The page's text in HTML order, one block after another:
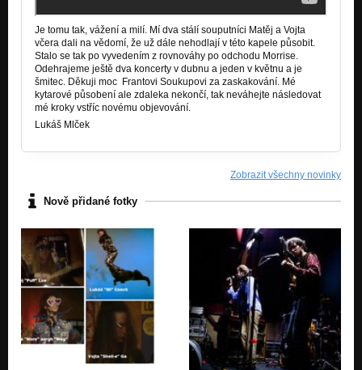
Je tomu tak, vážení a milí. Mí dva stálí souputníci Matěj a Vojta
včera dali na vědomí, že už dále nehodlají v této kapele působit.
Stalo se tak po vyvedením z rovnováhy po odchodu Morrise.
Odehrajeme ještě dva koncerty v dubnu a jeden v květnu a je
šmitec. Děkuji moc Frantovi Soukupovi za zaskakování. Mé
kytarové působení ale zdaleka nekončí, tak neváhejte následovat
mé kroky vstříc novému objevování.
Lukáš Mlček
Zobrazit všechny novinky
Nově přidané fotky